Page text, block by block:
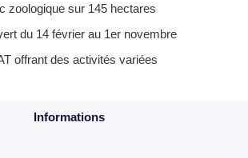
zoologique sur 145 hectares
du 14 février au 1er novembre
offrant des activités variées